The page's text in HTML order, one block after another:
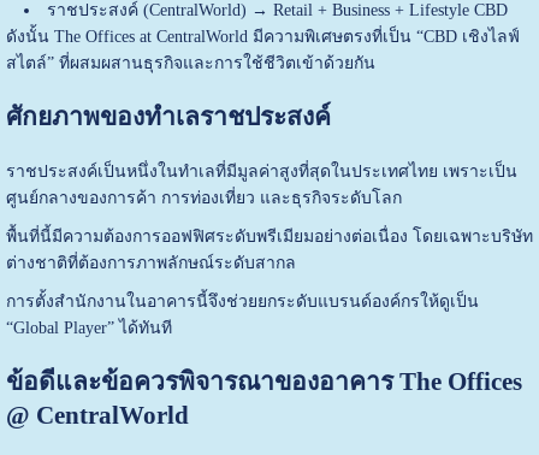
ราชประสงค์ (CentralWorld) → Retail + Business + Lifestyle CBD
ดังนั้น The Offices at CentralWorld มีความพิเศษตรงที่เป็น “CBD เชิงไลฟ์
สไตล์” ที่ผสมผสานธุรกิจและการใช้ชีวิตเข้าด้วยกัน
ศักยภาพของทำเลราชประสงค์
ราชประสงค์เป็นหนึ่งในทำเลที่มีมูลค่าสูงที่สุดในประเทศไทย เพราะเป็น
ศูนย์กลางของการค้า การท่องเที่ยว และธุรกิจระดับโลก
พื้นที่นี้มีความต้องการออฟฟิศระดับพรีเมียมอย่างต่อเนื่อง โดยเฉพาะบริษัท
ต่างชาติที่ต้องการภาพลักษณ์ระดับสากล
การตั้งสำนักงานในอาคารนี้จึงช่วยยกระดับแบรนด์องค์กรให้ดูเป็น
“Global Player” ได้ทันที
ข้อดีและข้อควรพิจารณาของอาคาร The Offices
@ CentralWorld